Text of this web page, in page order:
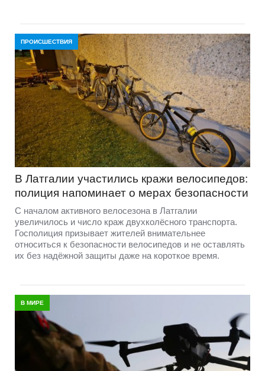
ПРОИСШЕСТВИЯ
В Латгалии участились кражи велосипедов:
полиция напоминает о мерах безопасности
С началом активного велосезона в Латгалии
увеличилось и число краж двухколёсного транспорта.
Госполиция призывает жителей внимательнее
относиться к безопасности велосипедов и не оставлять
их без надёжной защиты даже на короткое время.
В МИРЕ